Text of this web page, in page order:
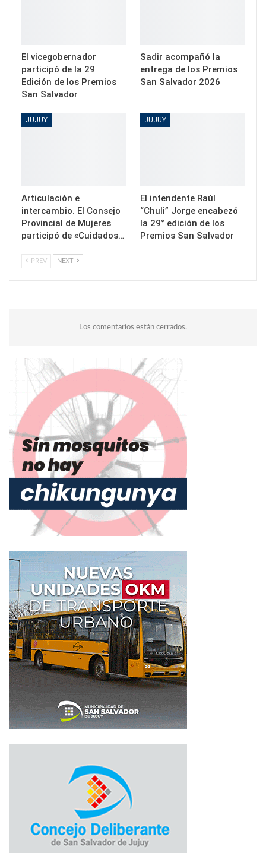
El vicegobernador
participó de la 29
Edición de los Premios
San Salvador
Sadir acompañó la
entrega de los Premios
San Salvador 2026
JUJUY
Articulación e
intercambio. El Consejo
Provincial de Mujeres
participó de «Cuidados…
JUJUY
El intendente Raúl
“Chuli” Jorge encabezó
la 29° edición de los
Premios San Salvador
PREV NEXT
Los comentarios están cerrados.